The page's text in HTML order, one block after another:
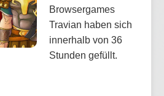
Browsergames
Travian haben sich
innerhalb von 36
Stunden gefüllt.